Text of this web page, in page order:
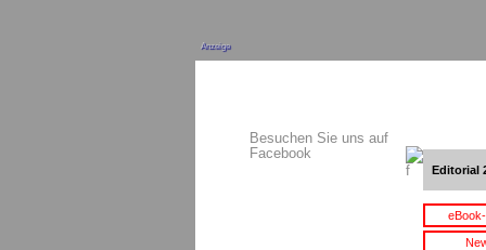
Anzeige
Besuchen Sie uns auf
Facebook
Editorial